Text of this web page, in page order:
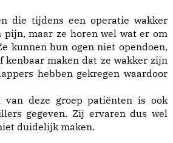
die tijdens een operatie wakker
pijn, maar ze horen wel wat er om
kunnen hun ogen niet opendoen,
kenbaar maken dat ze wakker zijn
hebben gekregen waardoor
van deze groep patiënten is ook
gegeven. Zij ervaren dus wel
duidelijk maken.